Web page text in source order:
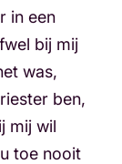
in een
bij mij
was,
ben,
mij wil
toe nooit